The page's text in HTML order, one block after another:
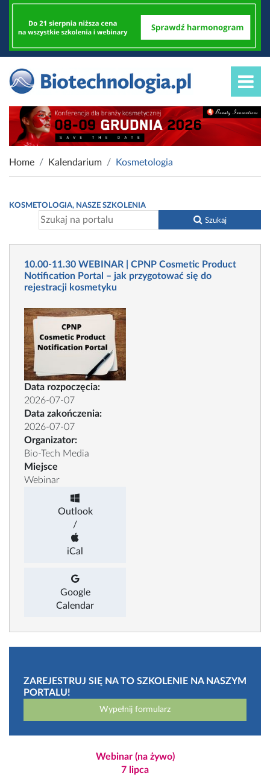
Home Kalendarium Kosmetologia
KOSMETOLOGIA, NASZE SZKOLENIA
Szukaj
10.00-11.30 WEBINAR | CPNP Cosmetic Product
Notification Portal – jak przygotować się do
rejestracji kosmetyku
Data rozpoczęcia:
2026-07-07
Data zakończenia:
2026-07-07
Organizator:
Bio-Tech Media
Miejsce
Webinar
Outlook
/
iCal
Google
Calendar
ZAREJESTRUJ SIĘ NA TO SZKOLENIE NA NASZYM
PORTALU!
Wypełnij formularz
Webinar (na żywo)
7 lipca